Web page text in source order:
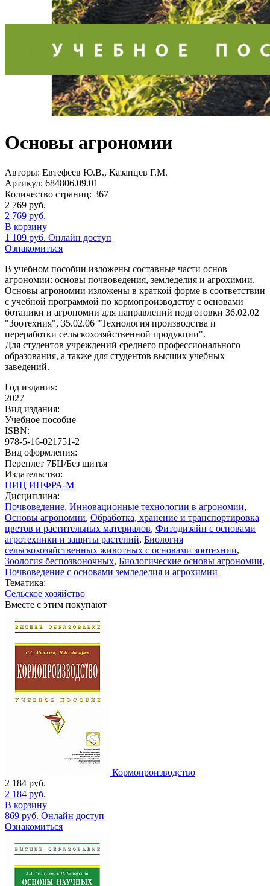
Основы агрономии
Авторы: Евтефеев Ю.В., Казанцев Г.М.
Артикул: 684806.09.01
Количество страниц: 367
2 769 руб.
2 769 руб.
В корзину
1 109 руб. Онлайн доступ
Ознакомиться
В учебном пособии изложены составные части основ
агрономии: основы почвоведения, земледелия и агрохимии.
Основы агрономии изложены в краткой форме в соответствии
с учебной программой по кормопроизводству с основами
ботаники и агрономии для направлений подготовки 36.02.02
"Зоотехния", 35.02.06 "Технология производства и
переработки сельскохозяйственной продукции".
Для студентов учреждений среднего профессионального
образования, а также для студентов высших учебных
заведений.
Год издания:
2027
Вид издания:
Учебное пособие
ISBN:
978-5-16-021751-2
Вид оформления:
Переплет 7БЦ/Без шитья
Издательство:
НИЦ ИНФРА-М
Дисциплина:
Почвоведение, Инновационные технологии в агрономии,
Основы агрономии, Обработка, хранение и транспортировка
цветов и растительных материалов, Фитодизайн с основами
агротехники и защиты растений, Биология
сельскохозяйственных животных с основами зоотехнии,
Зоология беспозвоночных, Биологические основы агрономии,
Почвоведение с основами земледелия и агрохимии
Тематика:
Сельское хозяйство
Вместе с этим покупают
Кормопроизводство
2 184 руб.
2 184 руб.
В корзину
869 руб. Онлайн доступ
Ознакомиться